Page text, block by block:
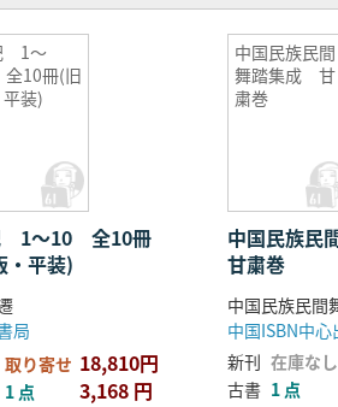
1〜
10冊(旧
装)
1〜10 全10冊
・平装)
局
取り寄せ 18,810円
1 点 3,168 円
中国民族民間
舞踏集成 甘
粛巻
中国民族民
甘粛巻
中国ISBN中心
新刊 在庫なし
古書 1 点